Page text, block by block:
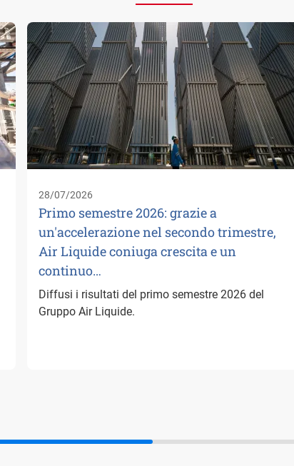
28/07/2026
Primo semestre 2026: grazie a
un'accelerazione nel secondo trimestre,
Air Liquide coniuga crescita e un
continuo…
Diffusi i risultati del primo semestre 2026 del
Gruppo Air Liquide.